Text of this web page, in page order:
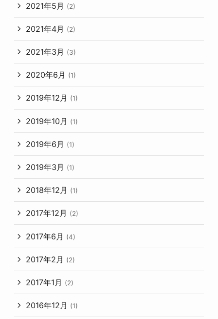
2021年5月 (2)
2021年4月 (2)
2021年3月 (3)
2020年6月 (1)
2019年12月 (1)
2019年10月 (1)
2019年6月 (1)
2019年3月 (1)
2018年12月 (1)
2017年12月 (2)
2017年6月 (4)
2017年2月 (2)
2017年1月 (2)
2016年12月 (1)